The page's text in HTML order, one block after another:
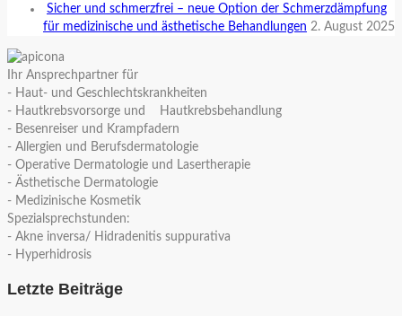
Sicher und schmerzfrei – neue Option der Schmerzdämpfung
für medizinische und ästhetische Behandlungen 2. August 2025
Ihr Ansprechpartner für
- Haut- und Geschlechtskrankheiten
- Hautkrebsvorsorge und Hautkrebsbehandlung
- Besenreiser und Krampfadern
- Allergien und Berufsdermatologie
- Operative Dermatologie und Lasertherapie
- Ästhetische Dermatologie
- Medizinische Kosmetik
Spezialsprechstunden:
- Akne inversa/ Hidradenitis suppurativa
- Hyperhidrosis
Letzte Beiträge